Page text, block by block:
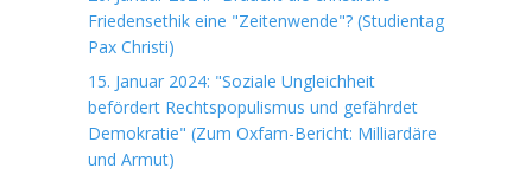
Friedensethik eine "Zeitenwende"? (Studientag
Pax Christi)
15. Januar 2024: "Soziale Ungleichheit
befördert Rechtspopulismus und gefährdet
Demokratie" (Zum Oxfam-Bericht: Milliardäre
und Armut)